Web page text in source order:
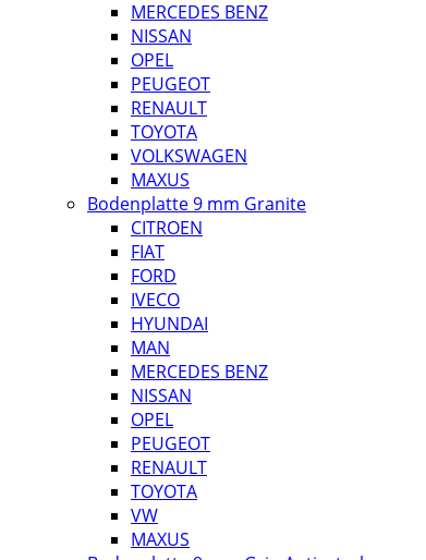
MERCEDES BENZ
NISSAN
OPEL
PEUGEOT
RENAULT
TOYOTA
VOLKSWAGEN
MAXUS
Bodenplatte 9 mm Granite
CITROEN
FIAT
FORD
IVECO
HYUNDAI
MAN
MERCEDES BENZ
NISSAN
OPEL
PEUGEOT
RENAULT
TOYOTA
VW
MAXUS